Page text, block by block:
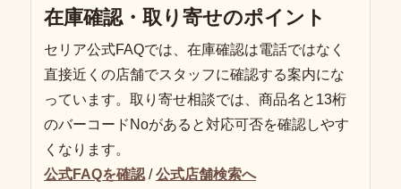
在庫確認・取り寄せのポイント
セリア公式FAQでは、在庫確認は電話ではなく
直接近くの店舗でスタッフに確認する案内にな
っています。取り寄せ相談では、商品名と13桁
のバーコードNoがあると対応可否を確認しやす
くなります。
公式FAQを確認 /公式店舗検索へ